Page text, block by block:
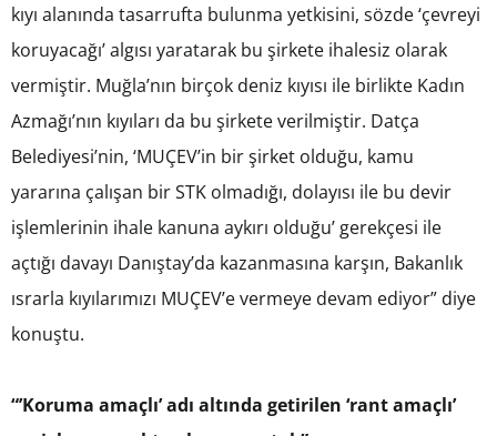
kıyı alanında tasarrufta bulunma yetkisini, sözde ‘çevreyi
koruyacağı’ algısı yaratarak bu şirkete ihalesiz olarak
vermiştir. Muğla’nın birçok deniz kıyısı ile birlikte Kadın
Azmağı’nın kıyıları da bu şirkete verilmiştir. Datça
Belediyesi’nin, ‘MUÇEV’in bir şirket olduğu, kamu
yararına çalışan bir STK olmadığı, dolayısı ile bu devir
işlemlerinin ihale kanuna aykırı olduğu’ gerekçesi ile
açtığı davayı Danıştay’da kazanmasına karşın, Bakanlık
ısrarla kıyılarımızı MUÇEV’e vermeye devam ediyor” diye
konuştu.
“’Koruma amaçlı’ adı altında getirilen ‘rant amaçlı’